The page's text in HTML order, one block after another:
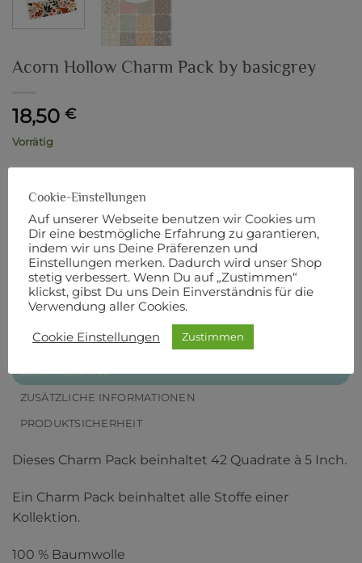
Acorn Hollow Charm Pack by basicgrey
18,50 €
Vorrätig
Acorn Hollow Charm Pack by basicgrey Menge
IN DEN WARENKORB
Artikelnummer:8158
BESCHREIBUNG
ZUSÄTZLICHE INFORMATIONEN
PRODUKTSICHERHEIT
Dieses Charm Pack beinhaltet 42 Quadrate à 5 Inch.
Ein Charm Pack beinhaltet alle Stoffe einer
Kollektion.
100 % Baumwolle
Cookie-Einstellungen
Auf unserer Webseite benutzen wir Cookies um
Dir eine bestmögliche Erfahrung zu garantieren,
indem wir uns Deine Präferenzen und
Einstellungen merken. Dadurch wird unser Shop
stetig verbessert. Wenn Du auf „Zustimmen“
klickst, gibst Du uns Dein Einverständnis für die
Verwendung aller Cookies.
Cookie Einstellungen Zustimmen